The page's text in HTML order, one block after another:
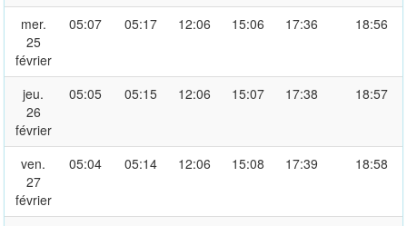
mer.
25
février
05:07 05:17 12:06 15:06 17:36 18:56
jeu.
26
février
05:05 05:15 12:06 15:07 17:38 18:57
ven.
27
février
05:04 05:14 12:06 15:08 17:39 18:58